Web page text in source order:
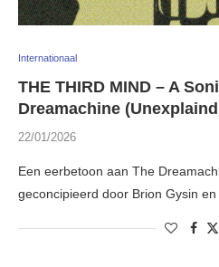
Internationaal
THE THIRD MIND – A
Dreamachine
22/01/2026
Een eerbetoon aan The
geconcipieerd door Brion Gysin